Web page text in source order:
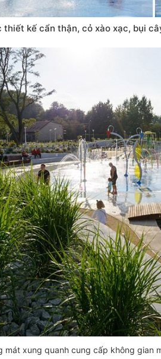
thiết kế cẩn thận, cỏ xào xạc, bụi
mát xung quanh cung cấp không gian